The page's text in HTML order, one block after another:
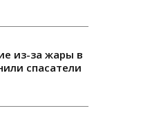
из-за жары в
спасатели